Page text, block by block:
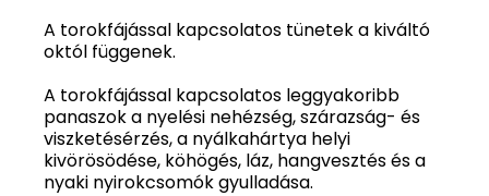
A torokfájással kapcsolatos tünetek a kiváltó
októl függenek.
A torokfájással kapcsolatos leggyakoribb
panaszok a nyelési nehézség, szárazság- és
viszketésérzés, a nyálkahártya helyi
kivörösödése, köhögés, láz, hangvesztés és a
nyaki nyirokcsomók gyulladása.